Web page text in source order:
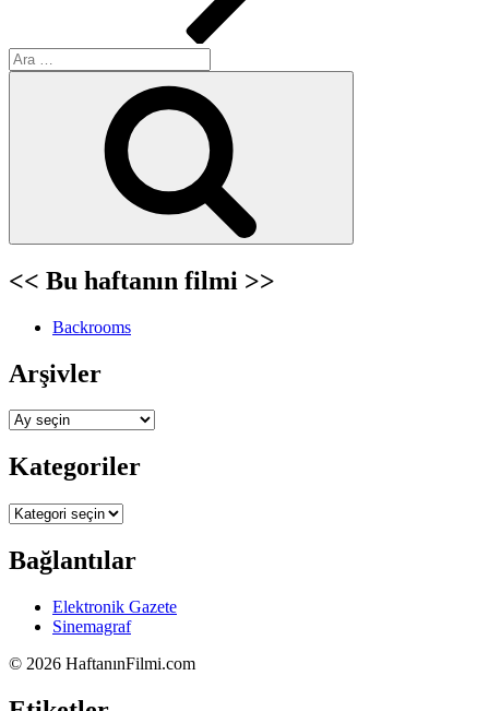
Ara:
<< Bu haftanın filmi >>
Backrooms
Arşivler
Arşivler
Kategoriler
Kategoriler
Bağlantılar
Elektronik Gazete
Sinemagraf
© 2026 HaftanınFilmi.com